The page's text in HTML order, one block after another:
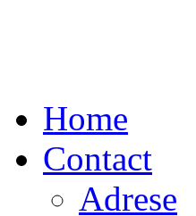
Home
Contact
Adrese